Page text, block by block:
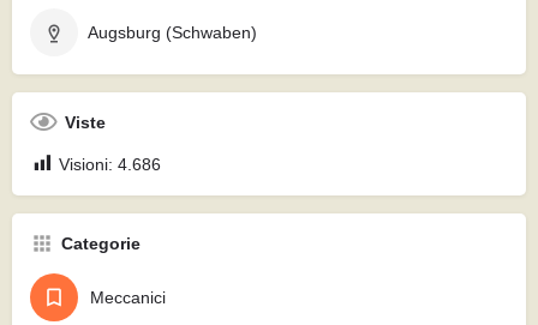
Augsburg (Schwaben)
Viste
Visioni: 4.686
Categorie
Meccanici